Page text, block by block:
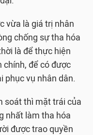
vừa là giá trị nhân
chống sự tha hóa
là để thực hiện
chính, để có được
phục vụ nhân dân.
soát thì mặt trái của
nhất làm tha hóa
được trao quyền